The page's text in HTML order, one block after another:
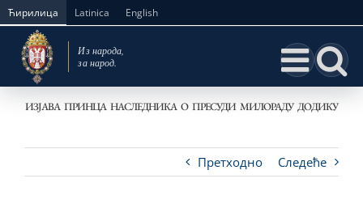
Skip
content
Ћирилица Latinica English
ИЗЈАВА ПРИНЦА НАСЛЕДНИКА О ПРЕСУДИ МИЛОРАДУ ДОДИКУ
Претходно Следеће